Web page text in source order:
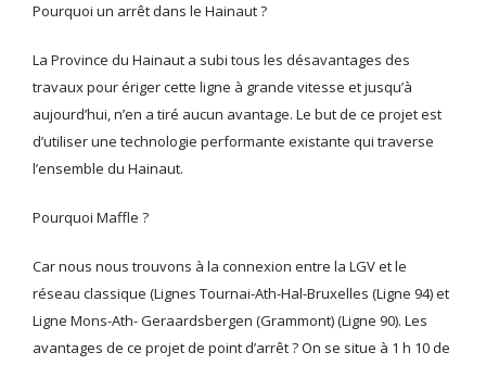
Pourquoi un arrêt dans le Hainaut ?
La Province du Hainaut a subi tous les désavantages des
travaux pour ériger cette ligne à grande vitesse et jusqu’à
aujourd’hui, n’en a tiré aucun avantage. Le but de ce projet est
d’utiliser une technologie performante existante qui traverse
l’ensemble du Hainaut.
Pourquoi Maffle ?
Car nous nous trouvons à la connexion entre la LGV et le
réseau classique (Lignes Tournai-Ath-Hal-Bruxelles (Ligne 94) et
Ligne Mons-Ath- Geraardsbergen (Grammont) (Ligne 90). Les
avantages de ce projet de point d’arrêt ? On se situe à 1 h 10 de